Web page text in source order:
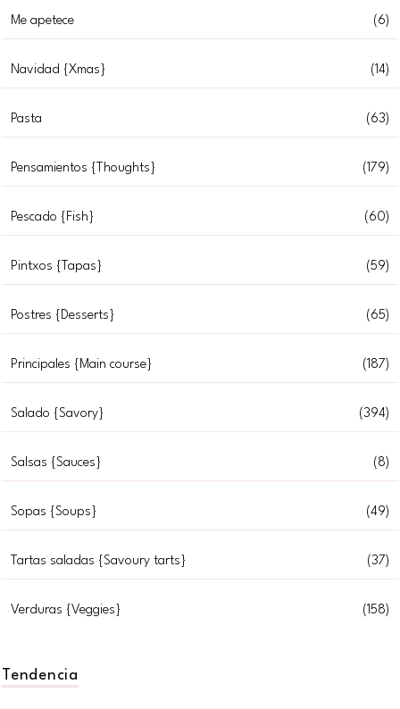
Me apetece (6)
Navidad {Xmas} (14)
Pasta (63)
Pensamientos {Thoughts} (179)
Pescado {Fish} (60)
Pintxos {Tapas} (59)
Postres {Desserts} (65)
Principales {Main course} (187)
Salado {Savory} (394)
Salsas {Sauces} (8)
Sopas {Soups} (49)
Tartas saladas {Savoury tarts} (37)
Verduras {Veggies} (158)
Tendencia